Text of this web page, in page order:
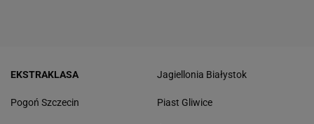
EKSTRAKLASA
Pogoń Szczecin
Jagiellonia Białystok
Piast Gliwice